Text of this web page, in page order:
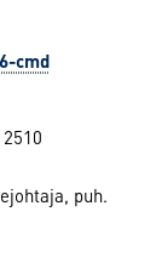
cmd
puh.